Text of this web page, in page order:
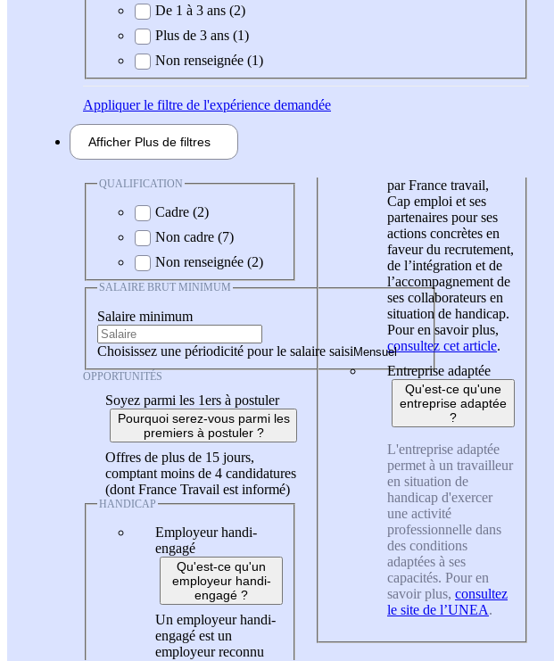
De 1 à 3 ans (2)
Plus de 3 ans (1)
Non renseignée (1)
Appliquerle filtre de l'expérience demandée
Afficher Plus de filtres
QUALIFICATION
Cadre (2)
Non cadre (7)
Non renseignée (2)
SALAIRE BRUT MINIMUM
Salaire minimum
Choisissez une périodicité pour le salaire saisi
OPPORTUNITÉS
Soyez parmi les 1ers à postuler
Pourquoi serez-vous parmi les
premiers à postuler ?
Offres de plus de 15 jours,
comptant moins de 4 candidatures
(dont France Travail est informé)
HANDICAP
Employeur handi-
engagé
Qu'est-ce qu'un
employeur handi-
engagé ?
Un employeur handi-
engagé est un
employeur reconnu
par France travail,
Cap emploi et ses
partenaires pour ses
actions concrètes en
faveur du recrutement,
de l’intégration et de
l’accompagnement de
ses collaborateurs en
situation de handicap.
Pour en savoir plus,
consultez cet article.
Entreprise adaptée
Qu'est-ce qu'une
entreprise adaptée
?
L'entreprise adaptée
permet à un travailleur
en situation de
handicap d'exercer
une activité
professionnelle dans
des conditions
adaptées à ses
capacités. Pour en
savoir plus, consultez
le site de l’UNEA.